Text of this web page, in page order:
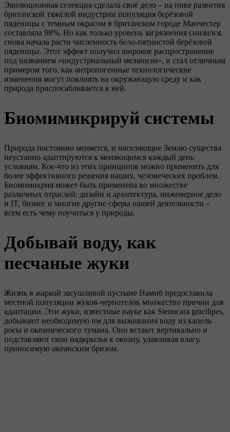
Эволюционная селекция сделала своё дело – на пике развития
британской тяжёлой индустрии популяция берёзовой
пяденицы с темным окрасом в британском городе Манчестер
составляла 98%. Но как только уровень загрязнения снизился,
снова начала расти численность бело-пятнистой берёзовой
пяденицы. Этот эффект получил широкое распространение
под названием «индустриальный меланизм», и стал отличным
примером того, как антропогенные технологические
изменения могут повлиять на окружающую среду и как
природа приспосабливается к ней.
Биомимикрируй системы
Природа постоянно меняется, и населяющие Землю существа
неустанно адаптируются к меняющимся каждый день
условиям. Кое-что из этих принципов можно применить для
более эффективного решения наших, человеческих проблем.
Биомимикрия может быть применена во множестве
различных отраслей: дизайн и архитектура, инженерное дело
и IT, бизнес и многие другие сферы нашей деятельности –
всем есть чему поучиться у природы.
Добывай воду, как
песчаные жуки
Жизнь в жаркой засушливой пустыне Намиб предоставила
местной популяции жуков-чернотелок множество причин для
адаптации. Эти жуки, известные науке как Stenocara gracilipes,
добывают необходимую им для выживания воду из капель
росы и океанического тумана. Они встают вертикально и
подставляют свои надкрылья к океану, улавливая влагу,
приносимую океанским бризом.